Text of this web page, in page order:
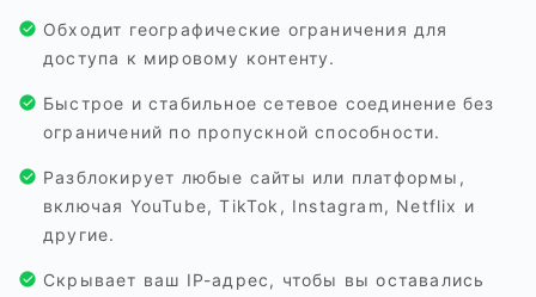
Обходит географические ограничения для
доступа к мировому контенту.
Быстрое и стабильное сетевое соединение без
ограничений по пропускной способности.
Разблокирует любые сайты или платформы,
включая YouTube, TikTok, Instagram, Netflix и
другие.
Скрывает ваш IP-адрес, чтобы вы оставались